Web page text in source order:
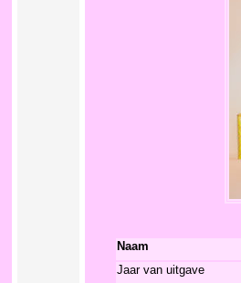
Naam
Jaar van uitgave